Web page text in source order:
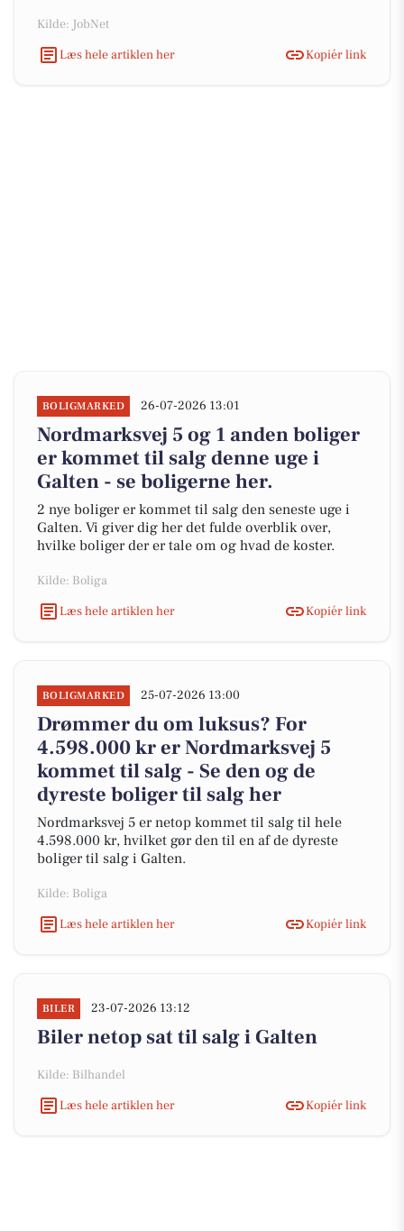
Kilde: JobNet
Læs hele artiklen her
Kopiér link
BOLIGMARKED 26-07-2026 13:01
Nordmarksvej 5 og 1 anden boliger
er kommet til salg denne uge i
Galten - se boligerne her.
2 nye boliger er kommet til salg den seneste uge i
Galten. Vi giver dig her det fulde overblik over,
hvilke boliger der er tale om og hvad de koster.
Kilde: Boliga
Læs hele artiklen her
Kopiér link
BOLIGMARKED 25-07-2026 13:00
Drømmer du om luksus? For
4.598.000 kr er Nordmarksvej 5
kommet til salg - Se den og de
dyreste boliger til salg her
Nordmarksvej 5 er netop kommet til salg til hele
4.598.000 kr, hvilket gør den til en af de dyreste
boliger til salg i Galten.
Kilde: Boliga
Læs hele artiklen her
Kopiér link
BILER 23-07-2026 13:12
Biler netop sat til salg i Galten
Kilde: Bilhandel
Læs hele artiklen her
Kopiér link